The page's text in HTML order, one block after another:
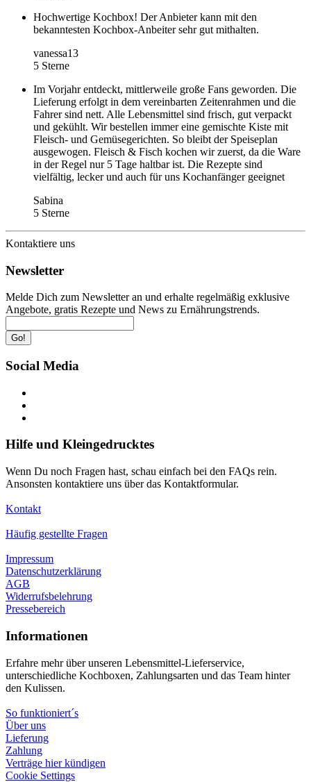
Hochwertige Kochbox! Der Anbieter kann mit den
bekanntesten Kochbox-Anbeiter sehr gut mithalten.
vanessa13
5 Sterne
Im Vorjahr entdeckt, mittlerweile große Fans geworden. Die
Lieferung erfolgt in dem vereinbarten Zeitenrahmen und die
Fahrer sind nett. Alle Lebensmittel sind frisch, gut verpackt
und gekühlt. Wir bestellen immer eine gemischte Kiste mit
Fleisch- und Gemüsegerichten. So bleibt der Speiseplan
ausgewogen. Fleisch & Fisch kochen wir zuerst, da die Ware
in der Regel nur 5 Tage haltbar ist. Die Rezepte sind
vielfältig, lecker und auch für uns Kochanfänger geeignet
Sabina
5 Sterne
Kontaktiere uns
Newsletter
Melde Dich zum Newsletter an und erhalte regelmäßig exklusive
Angebote, gratis Rezepte und News zu Ernährungstrends.
Go!
Social Media
Hilfe und Kleingedrucktes
Wenn Du noch Fragen hast, schau einfach bei den FAQs rein.
Ansonsten kontaktiere uns über das Kontaktformular.
Kontakt
Häufig gestellte Fragen
Impressum
Datenschutzerklärung
AGB
Widerrufsbelehrung
Pressebereich
Informationen
Erfahre mehr über unseren Lebensmittel-Lieferservice,
unterschiedliche Kochboxen, Zahlungsarten und das Team hinter
den Kulissen.
So funktioniert´s
Über uns
Lieferung
Zahlung
Verträge hier kündigen
Cookie Settings